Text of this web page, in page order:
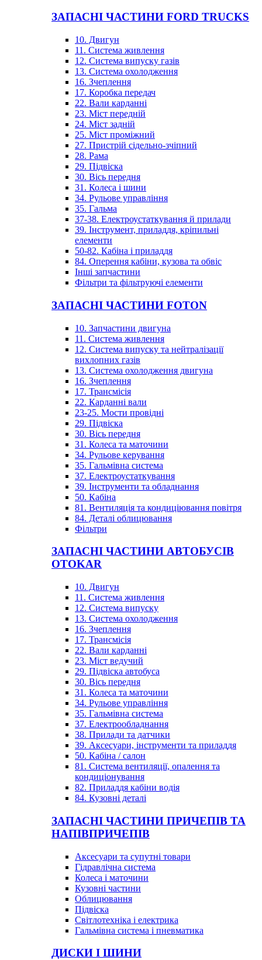
ЗАПАСНІ ЧАСТИНИ FORD TRUCKS
10. Двигун
11. Система живлення
12. Система випуску газів
13. Система охолодження
16. Зчеплення
17. Коробка передач
22. Вали карданні
23. Міст передній
24. Міст задній
25. Міст проміжний
27. Пристрій сідельно-зчіпний
28. Рама
29. Підвіска
30. Вісь передня
31. Колеса і шини
34. Рульове управління
35. Гальма
37-38. Електроустаткування й прилади
39. Інструмент, приладдя, кріпильні
елементи
50-82. Кабіна і приладдя
84. Оперення кабіни, кузова та обвіс
Інші запчастини
Фільтри та фільтруючі елементи
ЗАПАСНІ ЧАСТИНИ FOTON
10. Запчастини двигуна
11. Система живлення
12. Система випуску та нейтралізації
вихлопних газів
13. Система охолодження двигуна
16. Зчеплення
17. Трансмісія
22. Карданні вали
23-25. Мости провідні
29. Підвіска
30. Вісь передня
31. Колеса та маточини
34. Рульове керування
35. Гальмівна система
37. Електроустаткування
39. Інструменти та обладнання
50. Кабіна
81. Вентиляція та кондиціювання повітря
84. Деталі облицювання
Фільтри
ЗАПАСНІ ЧАСТИНИ АВТОБУСІВ
OTOKAR
10. Двигун
11. Система живлення
12. Система випуску
13. Система охолодження
16. Зчеплення
17. Трансмісія
22. Вали карданні
23. Міст ведучий
29. Підвіска автобуса
30. Вісь передня
31. Колеса та маточини
34. Рульове управління
35. Гальмівна система
37. Електрообладнання
38. Прилади та датчики
39. Аксесуари, інструменти та приладдя
50. Кабіна / салон
81. Система вентиляції, опалення та
кондиціонування
82. Приладдя кабіни водія
84. Кузовні деталі
ЗАПАСНІ ЧАСТИНИ ПРИЧЕПІВ ТА
НАПІВПРИЧЕПІВ
Аксесуари та супутні товари
Гідравлічна система
Колеса і маточини
Кузовні частини
Облицювання
Підвіска
Світлотехніка і електрика
Гальмівна система і пневматика
ДИСКИ І ШИНИ